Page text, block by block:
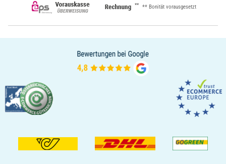
** ** Bonität vorausgesetzt